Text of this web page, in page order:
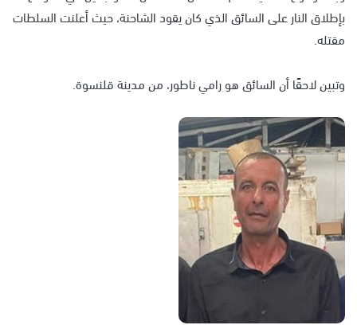
بإطلاق النار على السائق الذي كان يقود الشاحنة، حيث أعلنت السلطات
مقتله.
وتبين لاحقًا أن السائق هو رامي ناطور، من مدينة قلنسوة.